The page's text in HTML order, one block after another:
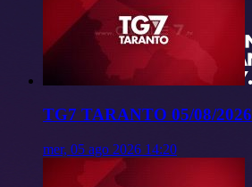
TG7 TARANTO 05/08/2026
mer, 05 ago 2026 14:20